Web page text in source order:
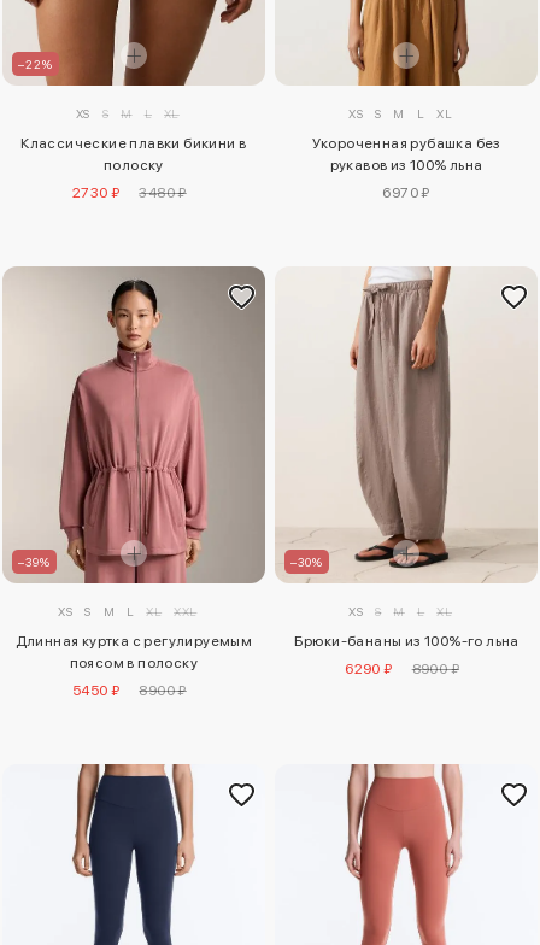
–22%
XS S M L XL
Классические плавки бикини в
полоску
2730 ₽
3480 ₽
XS S M L XL
Укороченная рубашка без
рукавов из 100% льна
6970 ₽
–39%
XS S M L XL XXL
Длинная куртка с регулируемым
поясом в полоску
5450 ₽
8900 ₽
–30%
XS S M L XL
Брюки-бананы из 100%-го льна
6290 ₽
8900 ₽